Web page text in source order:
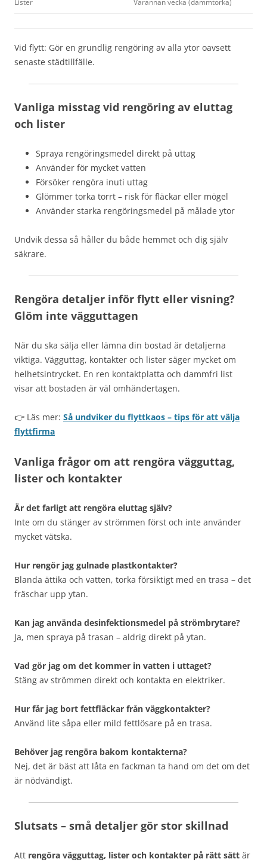
Lister Varannan vecka (dammtorka)
Vid flytt: Gör en grundlig rengöring av alla ytor oavsett
senaste städtillfälle.
Vanliga misstag vid rengöring av eluttag
och lister
Spraya rengöringsmedel direkt på uttag
Använder för mycket vatten
Försöker rengöra inuti uttag
Glömmer torka torrt – risk för fläckar eller mögel
Använder starka rengöringsmedel på målade ytor
Undvik dessa så håller du både hemmet och dig själv
säkrare.
Rengöra detaljer inför flytt eller visning?
Glöm inte vägguttagen
När du ska sälja eller lämna din bostad är detaljerna
viktiga. Vägguttag, kontakter och lister säger mycket om
helhetsintrycket. En ren kontaktplatta och dammfri list
visar att bostaden är väl omhändertagen.
👉 Läs mer: Så undviker du flyttkaos – tips för att välja
flyttfirma
Vanliga frågor om att rengöra vägguttag,
lister och kontakter
Är det farligt att rengöra eluttag själv?
Inte om du stänger av strömmen först och inte använder
mycket vätska.
Hur rengör jag gulnade plastkontakter?
Blanda ättika och vatten, torka försiktigt med en trasa – det
fräschar upp ytan.
Kan jag använda desinfektionsmedel på strömbrytare?
Ja, men spraya på trasan – aldrig direkt på ytan.
Vad gör jag om det kommer in vatten i uttaget?
Stäng av strömmen direkt och kontakta en elektriker.
Hur får jag bort fettfläckar från väggkontakter?
Använd lite såpa eller mild fettlösare på en trasa.
Behöver jag rengöra bakom kontakterna?
Nej, det är bäst att låta en fackman ta hand om det om det
är nödvändigt.
Slutsats – små detaljer gör stor skillnad
Att rengöra vägguttag, lister och kontakter på rätt sätt är